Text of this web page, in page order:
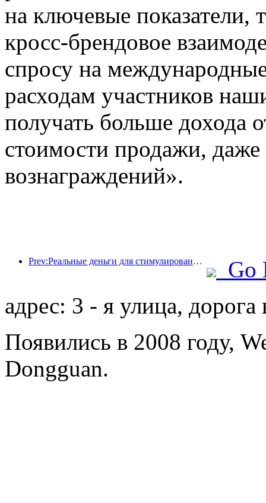
на ключевые показатели,
кросс-брендовое
спросу на
расходам участников
получать больше дохода
стоимости продажи,
вознаграждений».
Prev:Реальные деньги для стимулирования потребления, во многих местах были выпущены купоны на культурные и туристические расходы 1 мая
Go
адрес: 3 - я улица, дорога
Появились в 2008 году,
Dongguan.